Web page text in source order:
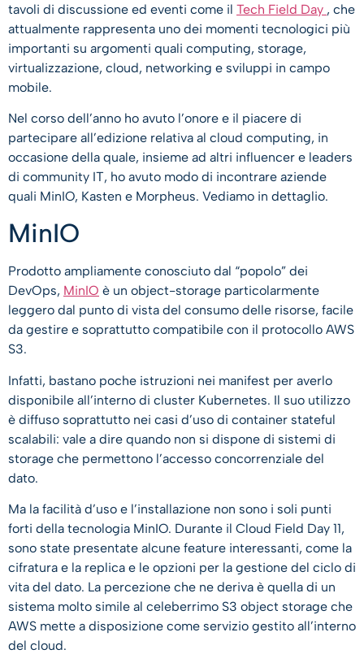
tavoli di discussione ed eventi come il Tech Field Day , che
attualmente rappresenta uno dei momenti tecnologici più
importanti su argomenti quali computing, storage,
virtualizzazione, cloud, networking e sviluppi in campo
mobile.
Nel corso dell’anno ho avuto l’onore e il piacere di
partecipare all’edizione relativa al cloud computing, in
occasione della quale, insieme ad altri influencer e leaders
di community IT, ho avuto modo di incontrare aziende
quali MinIO, Kasten e Morpheus. Vediamo in dettaglio.
MinIO
Prodotto ampliamente conosciuto dal “popolo” dei
DevOps, MinIO è un object-storage particolarmente
leggero dal punto di vista del consumo delle risorse, facile
da gestire e soprattutto compatibile con il protocollo AWS
S3.
Infatti, bastano poche istruzioni nei manifest per averlo
disponibile all’interno di cluster Kubernetes. Il suo utilizzo
è diffuso soprattutto nei casi d’uso di container stateful
scalabili: vale a dire quando non si dispone di sistemi di
storage che permettono l’accesso concorrenziale del
dato.
Ma la facilità d’uso e l’installazione non sono i soli punti
forti della tecnologia MinIO. Durante il Cloud Field Day 11,
sono state presentate alcune feature interessanti, come la
cifratura e la replica e le opzioni per la gestione del ciclo di
vita del dato. La percezione che ne deriva è quella di un
sistema molto simile al celeberrimo S3 object storage che
AWS mette a disposizione come servizio gestito all’interno
del cloud.